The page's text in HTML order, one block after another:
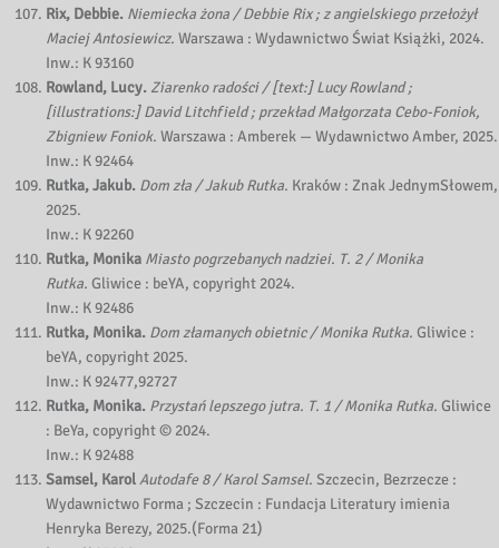
Rix, Debbie. Niemiecka żona / Debbie Rix ; z angielskiego przełożył
Maciej Antosiewicz.Warszawa : Wydawnictwo Świat Książki, 2024.
Inw.: K 93160
Rowland, Lucy. Ziarenko radości / [text:] Lucy Rowland ;
[illustrations:] David Litchfield ; przekład Małgorzata Cebo-Foniok,
Zbigniew Foniok.Warszawa : Amberek — Wydawnictwo Amber, 2025.
Inw.: K 92464
Rutka, Jakub. Dom zła / Jakub Rutka. Kraków : Znak JednymSłowem,
2025.
Inw.: K 92260
Rutka, Monika Miasto pogrzebanych nadziei. T. 2 / Monika
Rutka.Gliwice : beYA, copyright 2024.
Inw.: K 92486
Rutka, Monika. Dom złamanych obietnic / Monika Rutka.Gliwice :
beYA, copyright 2025.
Inw.: K 92477,92727
Rutka, Monika. Przystań lepszego jutra. T. 1 / Monika Rutka.Gliwice
: BeYa, copyright © 2024.
Inw.: K 92488
Samsel, KarolAutodafe 8 / Karol Samsel.Szczecin, Bezrzecze :
Wydawnictwo Forma ; Szczecin : Fundacja Literatury imienia
Henryka Berezy, 2025.(Forma 21)